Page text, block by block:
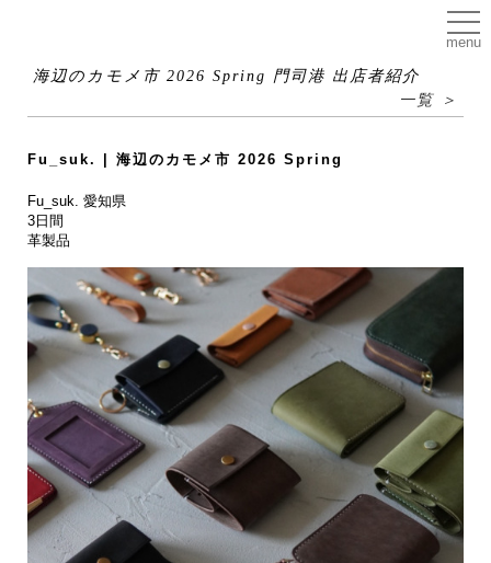
menu
海辺のカモメ市 2026 Spring 門司港 出店者紹介
一覧 ＞
Fu_suk. | 海辺のカモメ市 2026 Spring
Fu_suk. 愛知県
3日間
革製品